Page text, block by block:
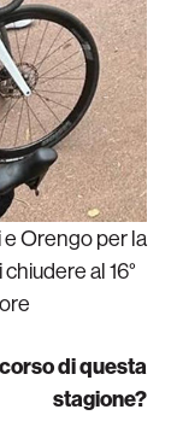
e Orengo per la
al 16°
di questa
stagione?